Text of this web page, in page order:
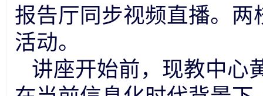
报告厅同步视频直播。两
活动。
讲座开始前，现教中心